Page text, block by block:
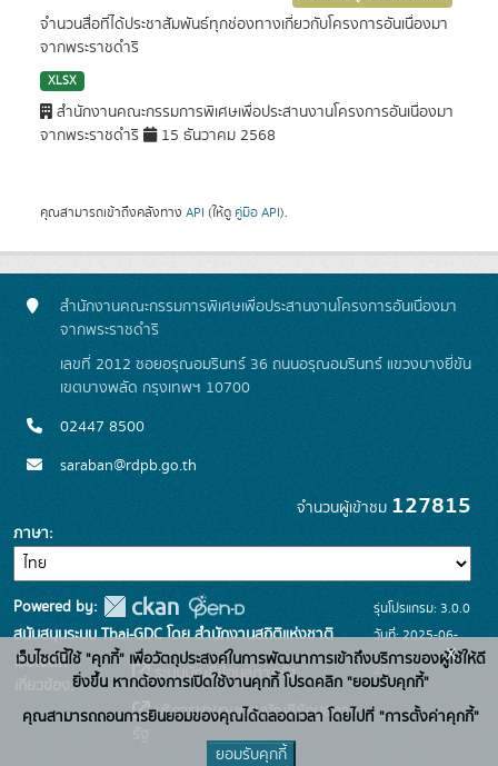
จำนวนสื่อที่ได้ประชาสัมพันธ์ทุกช่องทางเกี่ยวกับโครงการอันเนื่องมา
จากพระราชดำริ
XLSX
สำนักงานคณะกรรมการพิเศษเพื่อประสานงานโครงการอันเนื่องมา
จากพระราชดำริ
15 ธันวาคม 2568
คุณสามารถเข้าถึงคลังทาง API (ให้ดู คู่มือ API).
สำนักงานคณะกรรมการพิเศษเพื่อประสานงานโครงการอันเนื่องมา
จากพระราชดำริ
เลขที่ 2012 ซอยอรุณอมรินทร์ 36 ถนนอรุณอมรินทร์ แขวงบางยี่ขัน
เขตบางพลัด กรุงเทพฯ 10700
02447 8500
saraban@rdpb.go.th
จำนวนผู้เข้าชม 127815
ภาษา
Powered by:
สนับสนุนระบบ Thai-GDC โดย สำนักงานสถิติแห่งชาติ
เว็บไซต์ที่
เกี่ยวข้อง:
ระบบบัญชีข้อมูลภาครัฐ
บริการนามานุกรมบัญชีข้อมูลภาค
รุ่นโปรแกรม: 3.0.0
วันที่: 2025-06-
26
เว็บไซต์นี้ใช้ "คุกกี้" เพื่อวัตถุประสงค์ในการพัฒนาการเข้าถึงบริการของผู้ใช้ให้ดี
ยิ่งขึ้น หากต้องการเปิดใช้งานคุกกี้ โปรดคลิก "ยอมรับคุกกี้"
คุณสามารถถอนการยินยอมของคุณได้ตลอดเวลา โดยไปที่ "การตั้งค่าคุกกี้"
ยอมรับคุกกี้
x